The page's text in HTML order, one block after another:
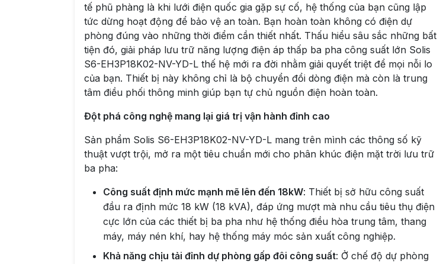
tế phũ phàng là khi lưới điện quốc gia gặp sự cố, hệ thống của bạn cũng lập
tức dừng hoạt động để bảo vệ an toàn. Bạn hoàn toàn không có điện dự
phòng đúng vào những thời điểm cần thiết nhất. Thấu hiểu sâu sắc những bất
tiện đó, giải pháp lưu trữ năng lượng điện áp thấp ba pha công suất lớn Solis
S6-EH3P18K02-NV-YD-L thế hệ mới ra đời nhằm giải quyết triệt để mọi nỗi lo
của bạn. Thiết bị này không chỉ là bộ chuyển đổi dòng điện mà còn là trung
tâm điều phối thông minh giúp bạn tự chủ nguồn điện hoàn toàn.
Đột phá công nghệ mang lại giá trị vận hành đỉnh cao
Sản phẩm Solis S6-EH3P18K02-NV-YD-L mang trên mình các thông số kỹ
thuật vượt trội, mở ra một tiêu chuẩn mới cho phân khúc điện mặt trời lưu trữ
ba pha:
Công suất định mức mạnh mẽ lên đến 18kW: Thiết bị sở hữu công suất
đầu ra định mức 18 kW (18 kVA), đáp ứng mượt mà nhu cầu tiêu thụ điện
cực lớn của các thiết bị ba pha như hệ thống điều hòa trung tâm, thang
máy, máy nén khí, hay hệ thống máy móc sản xuất công nghiệp.
Khả năng chịu tải đỉnh dự phòng gấp đôi công suất: Ở chế độ dự phòng